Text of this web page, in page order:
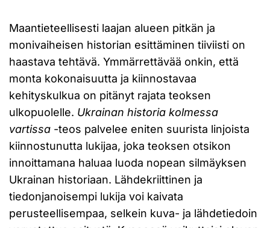
Maantieteellisesti laajan alueen pitkän ja
monivaiheisen historian esittäminen tiiviisti on
haastava tehtävä. Ymmärrettävää onkin, että
monta kokonaisuutta ja kiinnostavaa
kehityskulkua on pitänyt rajata teoksen
ulkopuolelle. Ukrainan historia kolmessa
vartissa -teos palvelee eniten suurista linjoista
kiinnostunutta lukijaa, joka teoksen otsikon
innoittamana haluaa luoda nopean silmäyksen
Ukrainan historiaan. Lähdekriittinen ja
tiedonjanoisempi lukija voi kaivata
perusteellisempaa, selkein kuva- ja lähdetiedoin